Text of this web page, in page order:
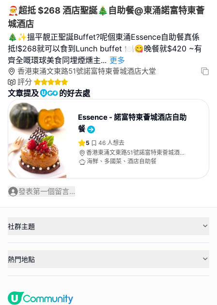
🧑‍🎄超抵 $268 酒店聖誕🎄自助餐@東涌諾富特東薈
城酒店
🎄✨搵平靚正聖誕Buffet?呢個東涌Essence自助餐真係
抵!$268就可以食到Lunch buffet 🍽️😋晚餐就$420 ~有
齊全嘅環球美食同埋煙燻主... 更多
香港東涌文東路51號諾富特東薈城酒店大堂
評分
文章提及 的好去處
Essence - 諾富特東薈城酒店自助
餐
5 46 人想去
香港東涌文東路51號諾富特東薈城酒店
大堂
海鮮、多國菜、酒店自助餐
發表第一個留言...
社群主題
熱門地點